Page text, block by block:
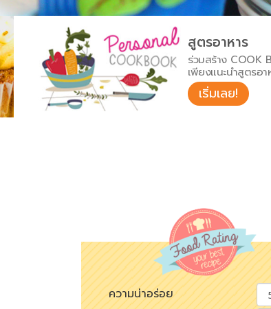
สูตรอาหาร
ร่วมสร้าง COOK
เพียงแนะนำสูตรอ
เริ่มเลย!
ความน่าอร่อย